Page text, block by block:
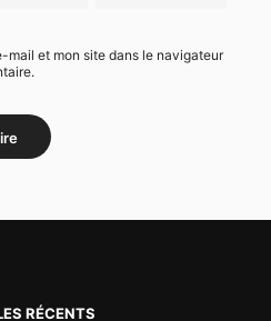
mail et mon site dans le navigateur
RÉCENTS